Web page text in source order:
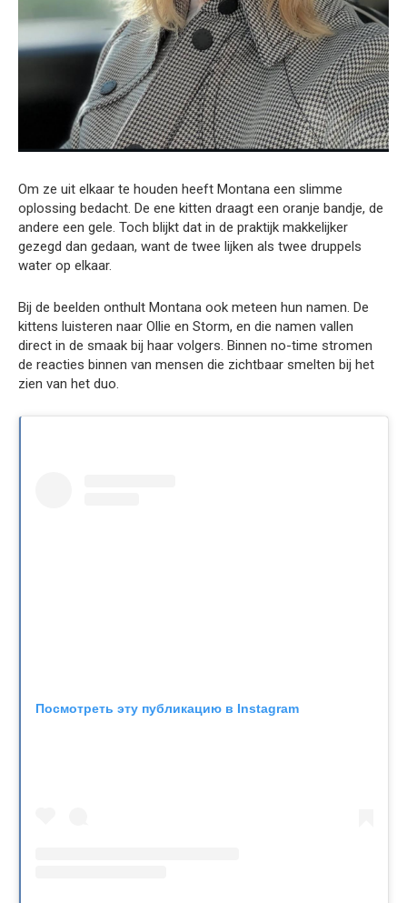
Om ze uit elkaar te houden heeft Montana een slimme
oplossing bedacht. De ene kitten draagt een oranje bandje, de
andere een gele. Toch blijkt dat in de praktijk makkelijker
gezegd dan gedaan, want de twee lijken als twee druppels
water op elkaar.
Bij de beelden onthult Montana ook meteen hun namen. De
kittens luisteren naar Ollie en Storm, en die namen vallen
direct in de smaak bij haar volgers. Binnen no-time stromen
de reacties binnen van mensen die zichtbaar smelten bij het
zien van het duo.
Посмотреть эту публикацию в Instagram